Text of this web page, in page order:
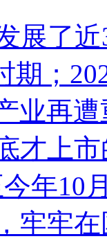
展了
期；
业再
才上
年10
牢牢